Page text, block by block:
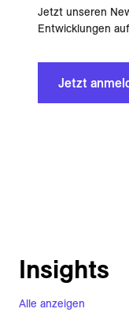
Jetzt unseren
Entwicklungen
Jetzt
Alle anzeigen
Insights